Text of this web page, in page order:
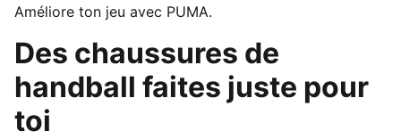
Améliore ton jeu avec PUMA.
Des chaussures de
handball faites juste pour
toi